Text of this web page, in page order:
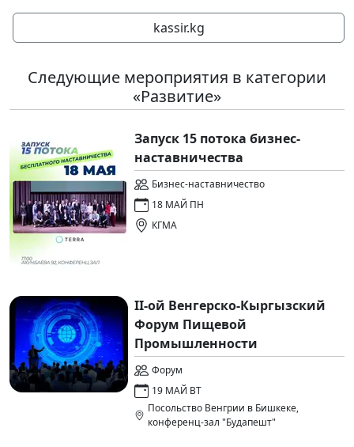
kassir.kg
Следующие мероприятия в категории
«Развитие»
Запуск 15 потока бизнес-
наставничества
Бизнес-наставничество
18 МАЙ ПН
КГМА
II-ой Венгерско-Кыргызский
Форум Пищевой
Промышленности
Форум
19 МАЙ ВТ
Посольство Венгрии в Бишкеке,
конференц-зал "Будапешт"